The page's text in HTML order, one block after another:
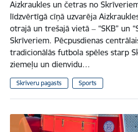
Aizkraukles un četras no
līdzvērtīgā cīņā uzvarēja
otrajā un trešajā vietā ‒ “SKB” un
Skrīveriem. Pēcpusdienas
tradicionālās futbola spēles starp
ziemeļu un dienvidu…
Skrīveru pagasts Sports